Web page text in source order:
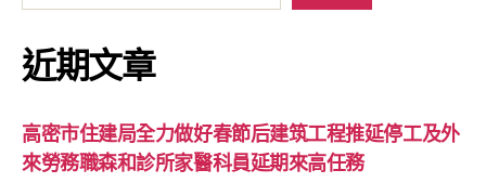
近期文章
高密市住建局全力做好春節后建筑工程推延停工及外
來勞務職森和診所家醫科員延期來高任務